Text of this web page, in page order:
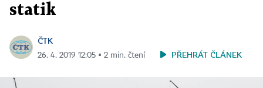
statik
ČTK
26. 4. 2019 12:05 ▪ 2 min. čtení PŘEHRÁT ČLÁNEK